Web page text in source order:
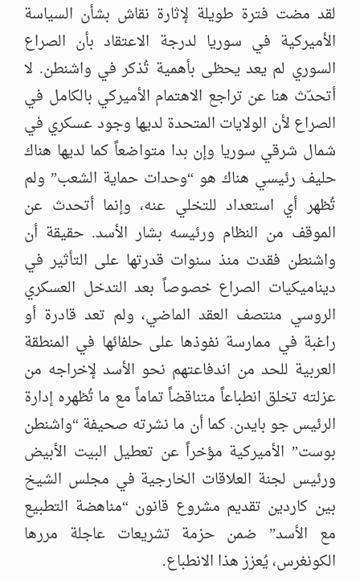
لقد مضت فترة طويلة لإثارة نقاش بشأن السياسة
الأميركية في سوريا لدرجة الاعتقاد بأن الصراع
السوري لم يعد يحظى بأهمية تُذكر في واشنطن. لا
أتحدّث هنا عن تراجع الاهتمام الأميركي بالكامل في
الصراع لأن الولايات المتحدة لديها وجود عسكري في
شمال شرقي سوريا وإن بدا متواضعاً كما لديها هناك
حليف رئيسي هناك هو “وحدات حماية الشعب” ولم
تُظهر أي استعداد للتخلي عنه، وإنما أتحدث عن
الموقف من النظام ورئيسه بشار الأسد. حقيقة أن
واشنطن فقدت منذ سنوات قدرتها على التأثير في
ديناميكيات الصراع خصوصاً بعد التدخل العسكري
الروسي منتصف العقد الماضي، ولم تعد قادرة أو
راغبة في ممارسة نفوذها على حلفائها في المنطقة
العربية للحد من اندفاعتهم نحو الأسد لإخراجه من
عزلته تخلق انطباعاً متناقضاً تماماً مع ما تُظهره إدارة
الرئيس جو بايدن. كما أن ما نشرته صحيفة “واشنطن
بوست” الأميركية مؤخراً عن تعطيل البيت الأبيض
ورئيس لجنة العلاقات الخارجية في مجلس الشيخ
بين كاردين تقديم مشروع قانون “مناهضة التطبيع
مع الأسد” ضمن حزمة تشريعات عاجلة مررها
الكونغرس، يُعزز هذا الانطباع.